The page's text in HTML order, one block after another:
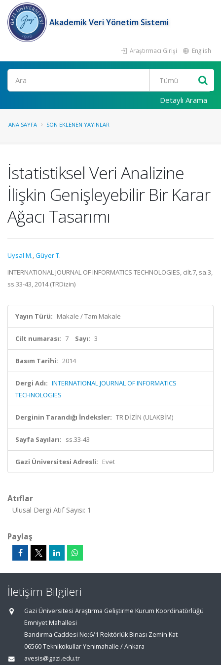
Akademik Veri Yönetim Sistemi
Araştırmacı Girişi English
Ara
Detaylı Arama
ANA SAYFA SON EKLENEN YAYINLAR
İstatistiksel Veri Analizine
İlişkin Genişleyebilir Bir Karar
Ağacı Tasarımı
Uysal M.,Güyer T.
INTERNATIONAL JOURNAL OF INFORMATICS TECHNOLOGIES, cilt.7, sa.3,
ss.33-43, 2014 (TRDizin)
Yayın Türü: Makale / Tam Makale
Cilt numarası: 7 Sayı: 3
Basım Tarihi: 2014
Dergi Adı: INTERNATIONAL JOURNAL OF INFORMATICS
TECHNOLOGIES
Derginin Tarandığı İndeksler: TR DİZİN (ULAKBİM)
Sayfa Sayıları: ss.33-43
Gazi Üniversitesi Adresli: Evet
Atıflar
Ulusal Dergi Atıf Sayısı: 1
Paylaş
İletişim Bilgileri
Gazi Üniversitesi Araştırma Geliştirme Kurum Koordinatörlüğü
Emniyet Mahallesi
Bandırma Caddesi No:6/1 Rektörlük Binası Zemin Kat
06560 Teknikokullar Yenimahalle / Ankara
avesis@gazi.edu.tr